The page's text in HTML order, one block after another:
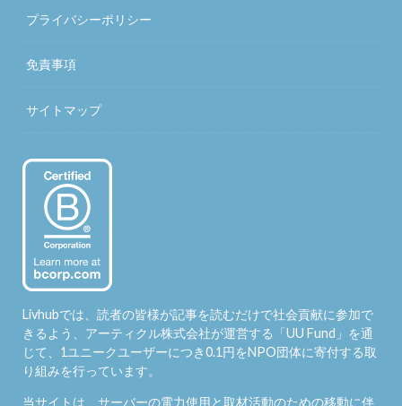
プライバシーポリシー
免責事項
サイトマップ
Livhubでは、読者の皆様が記事を読むだけで社会貢献に参加で
きるよう、アーティクル株式会社が運営する「UU Fund 」を通
じて、1ユニークユーザーにつき0.1円をNPO団体に寄付する取
り組みを行っています。
当サイトは、サーバーの電力使用と取材活動のための移動に伴